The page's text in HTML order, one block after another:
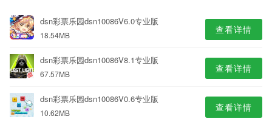
dsn彩票乐园dsn10086V6.0专业版
18.54MB 查看详情
dsn彩票乐园dsn10086V8.1专业版
67.57MB 查看详情
dsn彩票乐园dsn10086V0.6专业版
10.62MB 查看详情